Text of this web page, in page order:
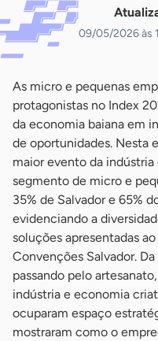
09/05/2026 às
As micro e pequenas
protagonistas no Index
da economia baiana em
de oportunidades. Nesta
maior evento da
segmento de micro e
35% de Salvador e 65%
evidenciando a
soluções apresentadas
Convenções Salvador.
passando pelo
indústria e economia
ocuparam espaço
mostraram como o